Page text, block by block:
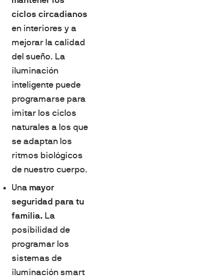
ciclos circadianos
en interiores y a
mejorar la calidad
del sueño. La
iluminación
inteligente puede
programarse para
imitar los ciclos
naturales a los que
se adaptan los
ritmos biológicos
de nuestro cuerpo.
Una mayor
seguridad para tu
familia. La
posibilidad de
programar los
sistemas de
iluminación smart